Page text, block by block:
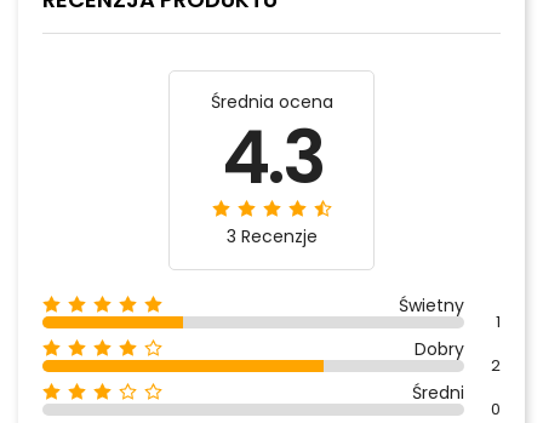
Średnia ocena
4.3
3 Recenzje
Świetny
1
Dobry
2
Średni
0